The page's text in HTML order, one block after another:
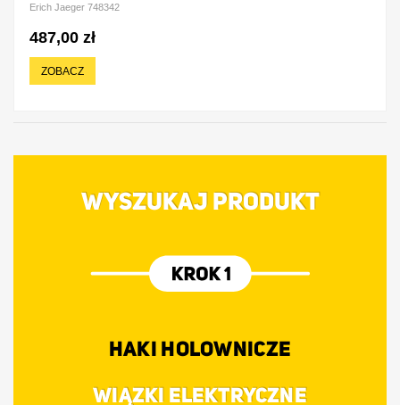
Erich Jaeger 748342
487,00 zł
ZOBACZ
WYSZUKAJ PRODUKT
HAKI HOLOWNICZE
WIĄZKI ELEKTRYCZNE